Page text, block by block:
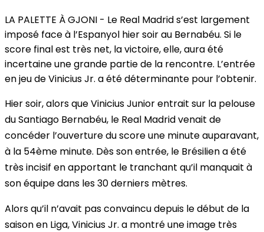
LA PALETTE À GJONI - Le Real Madrid s’est largement
imposé face à l’Espanyol hier soir au Bernabéu. Si le
score final est très net, la victoire, elle, aura été
incertaine une grande partie de la rencontre. L’entrée
en jeu de Vinicius Jr. a été déterminante pour l’obtenir.
Hier soir, alors que Vinicius Junior entrait sur la pelouse
du Santiago Bernabéu, le Real Madrid venait de
concéder l’ouverture du score une minute auparavant,
à la 54ème minute. Dès son entrée, le Brésilien a été
très incisif en apportant le tranchant qu’il manquait à
son équipe dans les 30 derniers mètres.
Alors qu’il n’avait pas convaincu depuis le début de la
saison en Liga, Vinicius Jr. a montré une image très